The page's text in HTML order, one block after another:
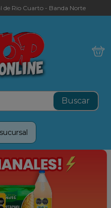
Rio Cuarto - Banda Norte